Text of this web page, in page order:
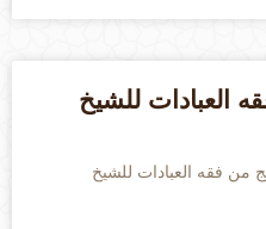
للشيخ
فقه العبادات للشيخ